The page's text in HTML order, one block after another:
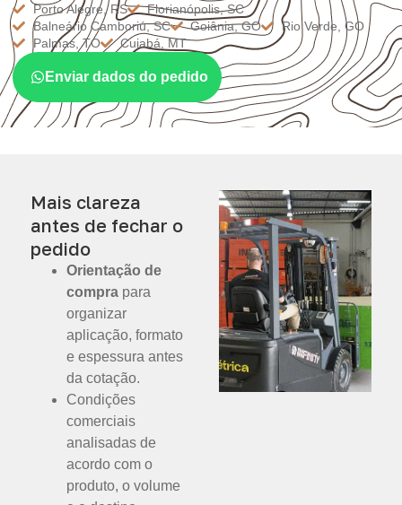
Porto Alegre, RS
Florianópolis, SC
Balneário Camboriú, SC
Goiânia, GO
Rio Verde, GO
Palmas, TO
Cuiabá, MT
Enviar dados do pedido
Mais clareza
antes de fechar o
pedido
Orientação de
compra para
organizar
aplicação, formato
e espessura antes
da cotação.
Condições
comerciais
analisadas de
acordo com o
produto, o volume